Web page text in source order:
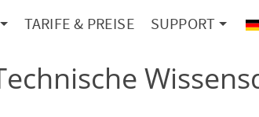
TARIFE & PREISE SUPPORT